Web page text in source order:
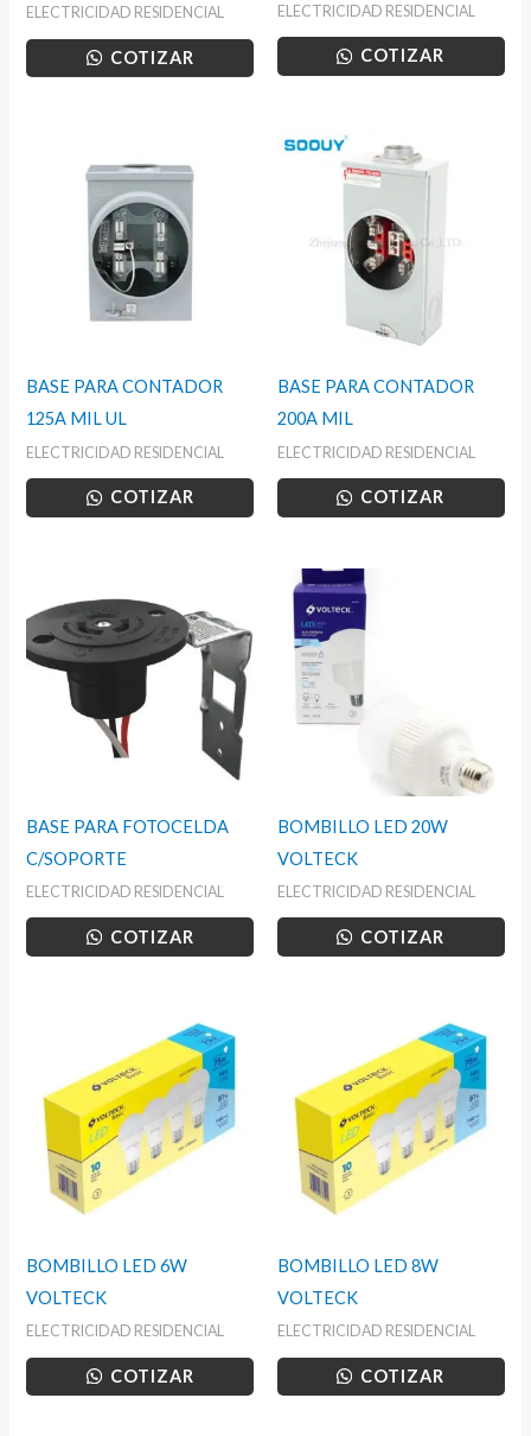
ELECTRICIDAD RESIDENCIAL
COTIZAR
ELECTRICIDAD RESIDENCIAL
COTIZAR
BASE PARA CONTADOR
125A MIL UL
ELECTRICIDAD RESIDENCIAL
COTIZAR
BASE PARA CONTADOR
200A MIL
ELECTRICIDAD RESIDENCIAL
COTIZAR
BASE PARA FOTOCELDA
C/SOPORTE
ELECTRICIDAD RESIDENCIAL
COTIZAR
BOMBILLO LED 20W
VOLTECK
ELECTRICIDAD RESIDENCIAL
COTIZAR
BOMBILLO LED 6W
VOLTECK
ELECTRICIDAD RESIDENCIAL
COTIZAR
BOMBILLO LED 8W
VOLTECK
ELECTRICIDAD RESIDENCIAL
COTIZAR